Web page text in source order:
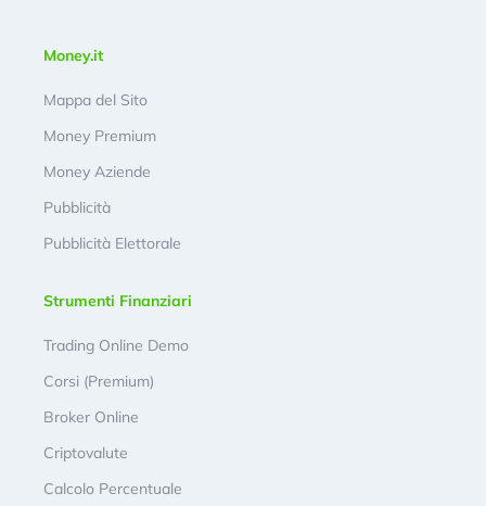
Money.it
Mappa del Sito
Money Premium
Money Aziende
Pubblicità
Pubblicità Elettorale
Strumenti Finanziari
Trading Online Demo
Corsi (Premium)
Broker Online
Criptovalute
Calcolo Percentuale